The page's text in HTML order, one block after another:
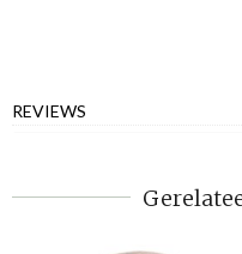
REVIEWS